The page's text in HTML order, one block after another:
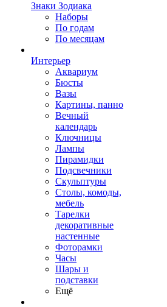
Знаки Зодиака
Наборы
По годам
По месяцам
Интерьер
Аквариум
Бюсты
Вазы
Картины, панно
Вечный
календарь
Ключницы
Лампы
Пирамидки
Подсвечники
Скульптуры
Столы, комоды,
мебель
Тарелки
декоративные
настенные
Фоторамки
Часы
Шары и
подставки
Ещё